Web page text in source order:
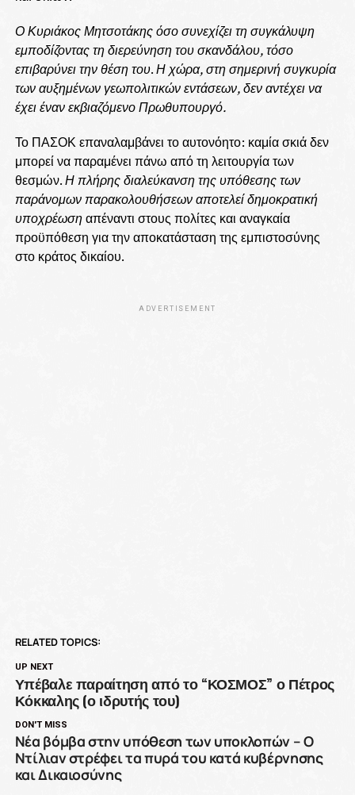
Ο Κυριάκος Μητσοτάκης όσο συνεχίζει τη συγκάλυψη
εμποδίζοντας τη διερεύνηση του σκανδάλου, τόσο
επιβαρύνει την θέση του.Η χώρα, στη σημερινή συγκυρία
των αυξημένων γεωπολιτικών εντάσεων, δεν αντέχει να
έχει έναν εκβιαζόμενο Πρωθυπουργό.
Το ΠΑΣΟΚ επαναλαμβάνει το αυτονόητο: καμία σκιά δεν
μπορεί να παραμένει πάνω από τη λειτουργία των
θεσμών.Η πλήρης διαλεύκανση της υπόθεσης των
παράνομων παρακολουθήσεων αποτελεί δημοκρατική
υποχρέωσηαπέναντι στους πολίτες και αναγκαία
προϋπόθεση για την αποκατάσταση της εμπιστοσύνης
στο κράτος δικαίου.
ADVERTISEMENT
RELATED TOPICS:
UP NEXT
Υπέβαλε παραίτηση από το “ΚΟΣΜΟΣ” ο Πέτρος
Κόκκαλης (ο ιδρυτής του)
DON'T MISS
Νέα βόμβα στην υπόθεση των υποκλοπών – Ο
Ντίλιαν στρέφει τα πυρά του κατά κυβέρνησης
και Δικαιοσύνης